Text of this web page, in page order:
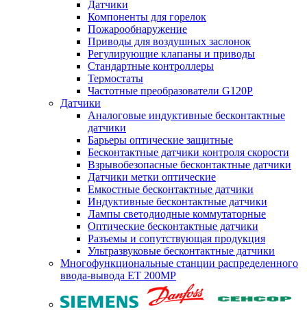
Датчики
Компоненты для горелок
Пожарообнаружение
Приводы для воздушных заслонок
Регулирующие клапаны и приводы
Стандартные контроллеры
Термостаты
Частотные преобразователи G120P
Датчики
Аналоговые индуктивные бесконтактные
датчики
Барьеры оптические защитные
Бесконтактные датчики контроля скорости
Взрывобезопасные бесконтактные датчики
Датчики метки оптические
Емкостные бесконтактные датчики
Индуктивные бесконтактные датчики
Лампы светодиодные коммутаторные
Оптические бесконтактные датчики
Разъемы и сопутствующая продукция
Ультразвуковые бесконтактные датчики
Многофункциональные станции распределенного
ввода-вывода ET 200MP